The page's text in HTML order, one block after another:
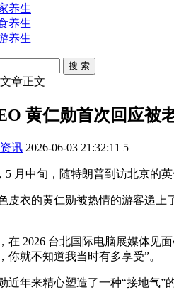
养生
养生
养生
搜 索
文章正文
黄仁勋首次回应被
讯 2026-06-03 21:32:11 5
5 月中旬，随特朗普到访北京的
皮衣的黄仁勋被热情的游客递上
在 2026 台北国际电脑展媒体见
你就不知道我当时有多享受”。
近年来精心塑造了一种“接地气”